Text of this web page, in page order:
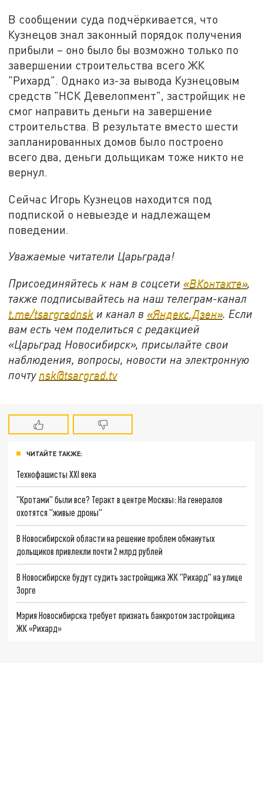
В сообщении суда подчёркивается, что
Кузнецов знал законный порядок получения
прибыли – оно было бы возможно только по
завершении строительства всего ЖК
"Рихард". Однако из-за вывода Кузнецовым
средств "НСК Девелопмент", застройщик не
смог направить деньги на завершение
строительства. В результате вместо шести
запланированных домов было построено
всего два, деньги дольщикам тоже никто не
вернул.
Сейчас Игорь Кузнецов находится под
подпиской о невыезде и надлежащем
поведении.
Уважаемые читатели Царьграда!
Присоединяйтесь к нам в соцсети «ВКонтакте»,
также подписывайтесь на наш телеграм-канал
t.me/tsargradnsk и канал в «Яндекс.Дзен». Если
вам есть чем поделиться с редакцией
«Царьград Новосибирск», присылайте свои
наблюдения, вопросы, новости на электронную
почту nsk@tsargrad.tv
ЧИТАЙТЕ ТАКЖЕ:
Технофашисты XXI века
"Кротами" были все? Теракт в центре Москвы: На генералов
охотятся "живые дроны"
В Новосибирской области на решение проблем обманутых
дольщиков привлекли почти 2 млрд рублей
В Новосибирске будут судить застройщика ЖК "Рихард" на улице
Зорге
Мэрия Новосибирска требует признать банкротом застройщика
ЖК «Рихард»